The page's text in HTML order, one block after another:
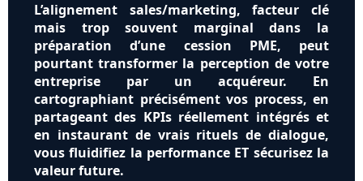
L’alignement sales/marketing, facteur clé
mais trop souvent marginal dans la
préparation d’une cession PME, peut
pourtant transformer la perception de votre
entreprise par un acquéreur. En
cartographiant précisément vos process, en
partageant des KPIs réellement intégrés et
en instaurant de vrais rituels de dialogue,
vous fluidifiez la performance ET sécurisez la
valeur future.